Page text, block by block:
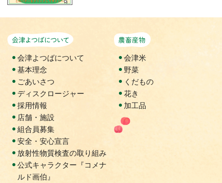
会津よつばについて
会津よつばについて
基本理念
ごあいさつ
ディスクロージャー
採用情報
店舗・施設
組合員募集
安全・安心宣言
放射性物質検査の取り組み
公式キャラクター『コメナ
ルド画伯』
会津米
野菜
くだもの
花き
加工品